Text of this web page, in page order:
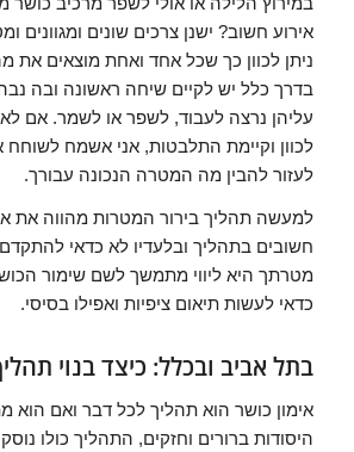
אירוע חשוב? ישנן צרכים שונים ומגוונים
ניתן לכוון כך שכל אחד ואחת מוצאים את
בדרך כלל יש לקיים שיחה ראשונה ובה
עליהן נרצה לעבוד, לשפר או לשמר. אם לא
לכוון וקיימת התלבטות, אני אשמח לשוחח
לעזור להבין מה המטרה הנכונה עבורך.
למעשה תהליך בירור המטרות מהווה את
חשובים בתהליך ובלעדיו לא כדאי
מטרתך היא ליווי מתמשך לשם שימור
כדאי לעשות תיאום ציפיות ואפילו בסיסי.
בתל אביב ובכלל: כיצד בנוי
אימון כושר הוא תהליך לכל דבר ואם הוא
היסודות ברורים וחזקים, התהליך כולו